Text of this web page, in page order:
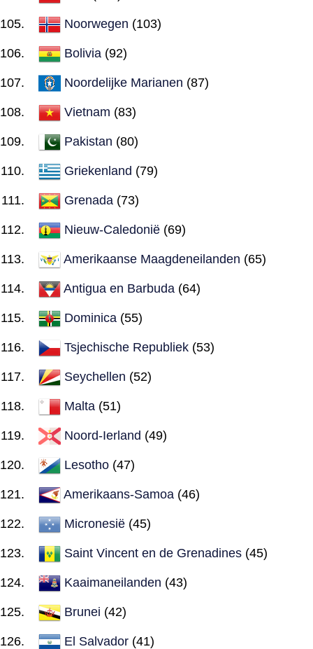
Noorwegen (103)
Bolivia (92)
Noordelijke Marianen (87)
Vietnam (83)
Pakistan (80)
Griekenland (79)
Grenada (73)
Nieuw-Caledonië (69)
Amerikaanse Maagdeneilanden (65)
Antigua en Barbuda (64)
Dominica (55)
Tsjechische Republiek (53)
Seychellen (52)
Malta (51)
Noord-Ierland (49)
Lesotho (47)
Amerikaans-Samoa (46)
Micronesië (45)
Saint Vincent en de Grenadines (45)
Kaaimaneilanden (43)
Brunei (42)
El Salvador (41)